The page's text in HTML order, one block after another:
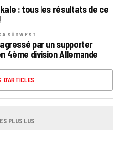
: tous les résultats de ce
SÜDWEST
par un supporter
4ème division Allemande
D’ARTICLES
PLUS LUS